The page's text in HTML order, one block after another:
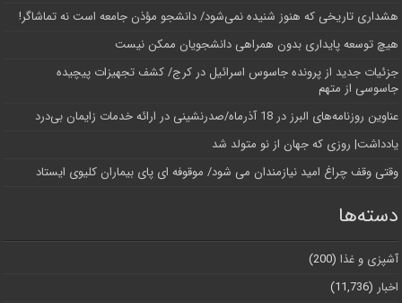
هشداری تاریخی که هنوز شنیده نمی‌شود/ دانشجو مؤذن جامعه است نه تماشاگر!
هیچ توسعه پایداری بدون همراهی دانشجویان ممکن نیست
جزئیات جدید از پرونده جاسوس اسرائیل در کرج/‌ کشف تجهیزات پیچیده
جاسوسی از متهم
عناوین روزنامه‌های البرز در ‌18 آذرماه/صدرنشینی در ارائه خدمات زایمان بی‌درد
یادداشت| روزی که جهان از نو متولد شد
وقتی وقف چراغ امید نیازمندان می شود/ موقوفه ای پای بیماران کلیوی ایستاد
دسته‌ها
آشپزی و غذا (200)
اخبار (11,736)